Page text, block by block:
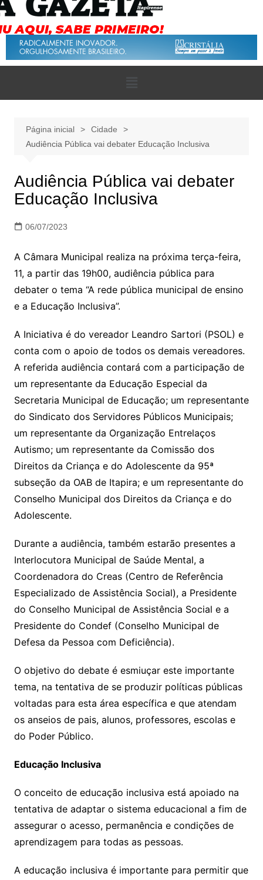
Página inicial
Cidade
Audiência Pública vai debater Educação Inclusiva
Audiência Pública vai debater
Educação Inclusiva
06/07/2023
A Câmara Municipal realiza na próxima terça-feira,
11, a partir das 19h00, audiência pública para
debater o tema “A rede pública municipal de ensino
e a Educação Inclusiva”.
A Iniciativa é do vereador Leandro Sartori (PSOL) e
conta com o apoio de todos os demais vereadores.
A referida audiência contará com a participação de
um representante da Educação Especial da
Secretaria Municipal de Educação; um representante
do Sindicato dos Servidores Públicos Municipais;
um representante da Organização Entrelaços
Autismo; um representante da Comissão dos
Direitos da Criança e do Adolescente da 95ª
subseção da OAB de Itapira; e um representante do
Conselho Municipal dos Direitos da Criança e do
Adolescente.
Durante a audiência, também estarão presentes a
Interlocutora Municipal de Saúde Mental, a
Coordenadora do Creas (Centro de Referência
Especializado de Assistência Social), a Presidente
do Conselho Municipal de Assistência Social e a
Presidente do Condef (Conselho Municipal de
Defesa da Pessoa com Deficiência).
O objetivo do debate é esmiuçar este importante
tema, na tentativa de se produzir políticas públicas
voltadas para esta área específica e que atendam
os anseios de pais, alunos, professores, escolas e
do Poder Público.
Educação Inclusiva
O conceito de educação inclusiva está apoiado na
tentativa de adaptar o sistema educacional a fim de
assegurar o acesso, permanência e condições de
aprendizagem para todas as pessoas.
A educação inclusiva é importante para permitir que